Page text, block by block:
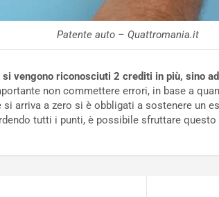
Patente auto – Quattromania.it
si vengono riconosciuti 2 crediti in più, sino
non commettere errori, in base a
si arriva a zero si è obbligati a sostenere un
tutti i punti, è possibile sfruttare